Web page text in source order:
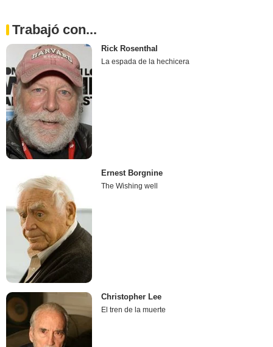
Trabajó con...
Rick Rosenthal
La espada de la hechicera
Ernest Borgnine
The Wishing well
Christopher Lee
El tren de la muerte